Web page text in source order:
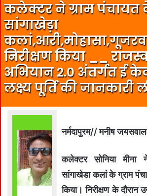
कलेक्‍टर ने ग्राम पंचायत
सांगाखेड़ा
निरीक्षण किया __
अभियान 2.0 अंतर्गत ई
लक्ष्य पूर्ति की जानकारी
नर्मदापुरम// मनीष
कलेक्‍टर सोनिया मीना
सांगाखेडा कलां के ग्राम
किया। निरीक्षण के दौरान